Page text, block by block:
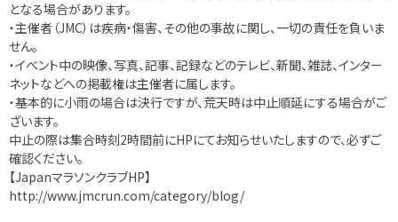
となる場合があります。
‪・主催者（JMC）は疾病・傷害、その他の事故に関し、一切の責任を負いま
せん。‬
‪・イベント中の映像、写真、記事、記録などのテレビ、新聞、雑誌、インター
ネットなどへの掲載権は主催者に属します。
・基本的に小雨の場合は決行ですが、荒天時は中止順延にする場合がご
ざいます。
中止の際は集合時刻2時間前にHPにてお知らせいたしますので、必ずご
確認ください。
【JapanマラソンクラブHP】
http://www.jmcrun.com/category/blog/